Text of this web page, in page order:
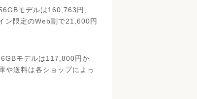
モデルは160,763円、
ン限定のWeb割で21,600円
モデルは117,800円か
や送料は各ショップによっ